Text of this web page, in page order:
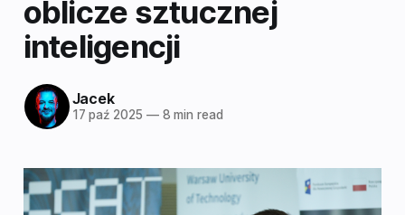
oblicze sztucznej
inteligencji
Jacek
17 paź 2025 —8 min read